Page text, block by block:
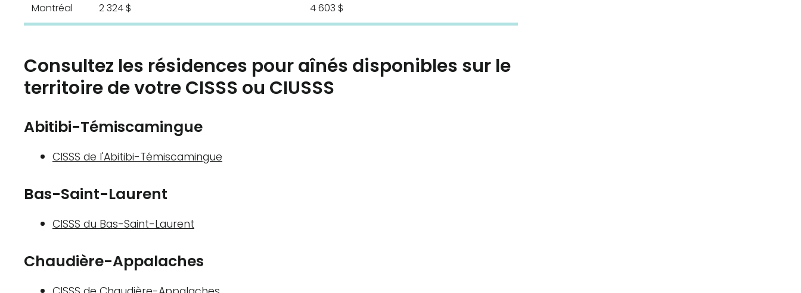
Montréal 2 324 $ 4 603 $
Consultez les résidences pour aînés disponibles sur le
territoire de votre CISSS ou CIUSSS
Abitibi-Témiscamingue
CISSS de l'Abitibi-Témiscamingue
Bas-Saint-Laurent
CISSS du Bas-Saint-Laurent
Chaudière-Appalaches